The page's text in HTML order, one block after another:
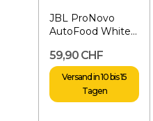
JBL ProNovo
AutoFood White -
59,90 CHF
Versand in 10 bis 15
Tagen